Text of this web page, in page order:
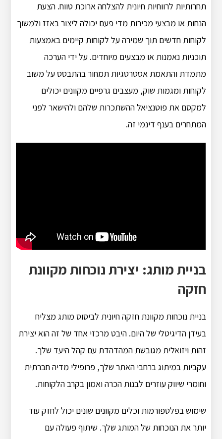
תחרותיות לרווחיות חיונית להצלחה ארוכת טווח. הצעת
הנחות או מבצעי מכירות מדי פעם יכולה ליצור באזז ולמשוך
לקוחות חדשים תוך שמירה על לקוחות קיימים באמצעות
תוכניות נאמנות או מבצעים מיוחדים. על ידי הערכה
מתמדת והתאמת אסטרטגיות תמחור בהתבסס על משוב
לקוחות ומגמות שוק, מעצבים גרפיים מקוונים יכולים
למקסם את פוטנציאל ההשתכרות שלהם ולהישאר לפני
המתחרים בענף דינמי זה.
בניית מותג: יצירת נוכחות מקוונת
חזקה
בניית נוכחות מקוונת חזקה חיונית לביסוס מותג מצליח
בעידן הדיגיטלי של היום. היבט מרכזי אחד של זה הוא יצירת
זהות ויזואלית מגובשת המהדהדת עם קהל היעד שלך.
עקביות במיתוג ברחבי האתר שלך, פרופילי מדיה חברתית
וחומרי שיווק עוזרים לבנות הכרה ואמון בקרב הלקוחות.
שימוש בפלטפורמות וכלים מקוונים שונים יכול לחזק עוד
יותר את הנוכחות של המותג שלך. שיתוף פעולה עם